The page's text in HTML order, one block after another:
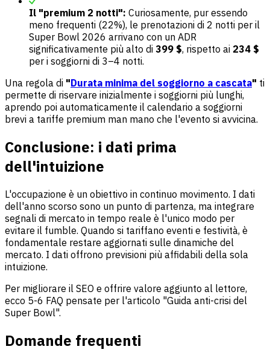
Il "premium 2 notti": Curiosamente, pur essendo
meno frequenti (22%), le prenotazioni di 2 notti per il
Super Bowl 2026 arrivano con un ADR
significativamente più alto di 399 $, rispetto ai 234 $
per i soggiorni di 3–4 notti.
Una regola di "Durata minima del soggiorno a cascata" ti
permette di riservare inizialmente i soggiorni più lunghi,
aprendo poi automaticamente il calendario a soggiorni
brevi a tariffe premium man mano che l'evento si avvicina.
Conclusione: i dati prima
dell'intuizione
L'occupazione è un obiettivo in continuo movimento. I dati
dell'anno scorso sono un punto di partenza, ma integrare
segnali di mercato in tempo reale è l'unico modo per
evitare il fumble. Quando si tariffano eventi e festività, è
fondamentale restare aggiornati sulle dinamiche del
mercato. I dati offrono previsioni più affidabili della sola
intuizione.
Per migliorare il SEO e offrire valore aggiunto al lettore,
ecco 5-6 FAQ pensate per l'articolo "Guida anti-crisi del
Super Bowl".
Domande frequenti